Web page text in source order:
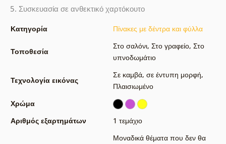
5. Συσκευασία σε ανθεκτικό χαρτόκουτο
Κατηγορία Πίνακες με δέντρα και φύλλα
Τοποθεσία
Στο σαλόνι, Στο γραφείο, Στο
υπνοδωμάτιο
Τεχνολογία εικόνας
Σε καμβά, σε έντυπη μορφή,
Πλαισιωμένο
Χρώμα
Αριθμός εξαρτημάτων
1 τεμάχιο
Μοναδικά θέματα που δεν θα